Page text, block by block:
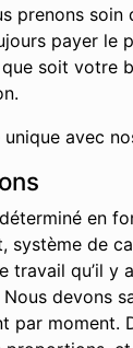
prenons
payer le
soit
avec
en
système de
qu’il y
devons
par